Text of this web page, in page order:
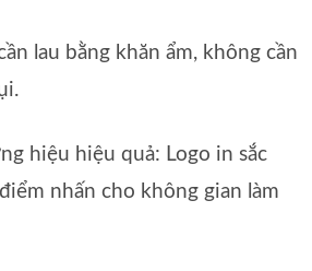
lau bằng khăn ẩm, không cần
hiệu hiệu quả: Logo in sắc
nhấn cho không gian làm